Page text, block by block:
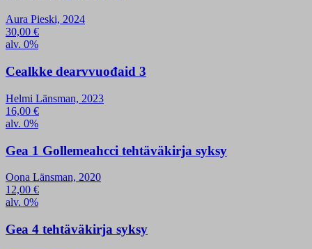
Aura Pieski, 2024
30,00 €
alv. 0%
Cealkke dearvvuođaid 3
Helmi Länsman, 2023
16,00 €
alv. 0%
Gea 1 Gollemeahcci tehtäväkirja syksy
Oona Länsman, 2020
12,00 €
alv. 0%
Gea 4 tehtäväkirja syksy